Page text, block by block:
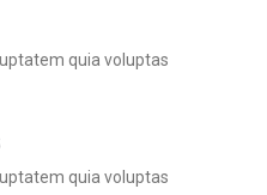
quia voluptas
quia voluptas